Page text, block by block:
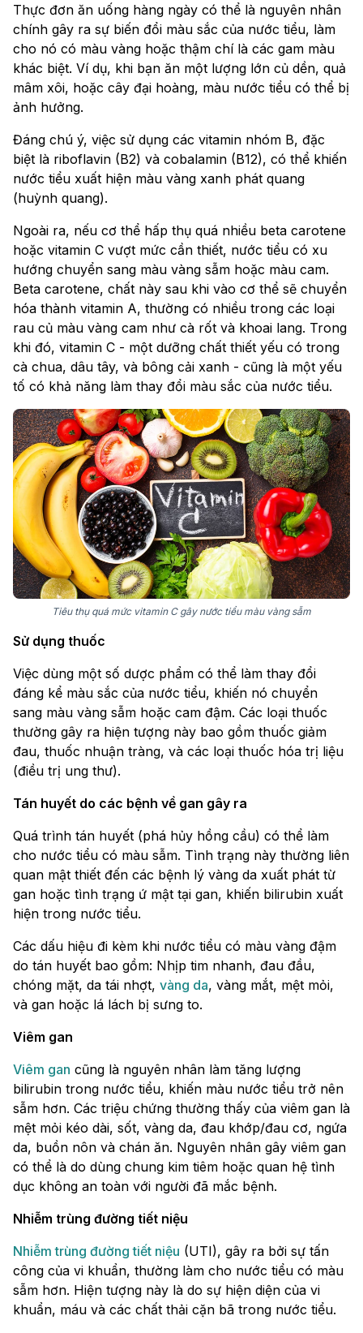
Thực đơn ăn uống hàng ngày có thể là nguyên nhân
chính gây ra sự biến đổi màu sắc của nước tiểu, làm
cho nó có màu vàng hoặc thậm chí là các gam màu
khác biệt. Ví dụ, khi bạn ăn một lượng lớn củ dền, quả
mâm xôi, hoặc cây đại hoàng, màu nước tiểu có thể bị
ảnh hưởng.
Đáng chú ý, việc sử dụng các vitamin nhóm B, đặc
biệt là riboflavin (B2) và cobalamin (B12), có thể khiến
nước tiểu xuất hiện màu vàng xanh phát quang
(huỳnh quang).
Ngoài ra, nếu cơ thể hấp thụ quá nhiều beta carotene
hoặc vitamin C vượt mức cần thiết, nước tiểu có xu
hướng chuyển sang màu vàng sẫm hoặc màu cam.
Beta carotene, chất này sau khi vào cơ thể sẽ chuyển
hóa thành vitamin A, thường có nhiều trong các loại
rau củ màu vàng cam như cà rốt và khoai lang. Trong
khi đó, vitamin C - một dưỡng chất thiết yếu có trong
cà chua, dâu tây, và bông cải xanh - cũng là một yếu
tố có khả năng làm thay đổi màu sắc của nước tiểu.
Tiêu thụ quá mức vitamin C gây nước tiểu màu vàng sẫm
Sử dụng thuốc
Việc dùng một số dược phẩm có thể làm thay đổi
đáng kể màu sắc của nước tiểu, khiến nó chuyển
sang màu vàng sẫm hoặc cam đậm. Các loại thuốc
thường gây ra hiện tượng này bao gồm thuốc giảm
đau, thuốc nhuận tràng, và các loại thuốc hóa trị liệu
(điều trị ung thư).
Tán huyết do các bệnh về gan gây ra
Quá trình tán huyết (phá hủy hồng cầu) có thể làm
cho nước tiểu có màu sẫm. Tình trạng này thường liên
quan mật thiết đến các bệnh lý vàng da xuất phát từ
gan hoặc tình trạng ứ mật tại gan, khiến bilirubin xuất
hiện trong nước tiểu.
Các dấu hiệu đi kèm khi nước tiểu có màu vàng đậm
do tán huyết bao gồm: Nhịp tim nhanh, đau đầu,
chóng mặt, da tái nhợt, vàng da, vàng mắt, mệt mỏi,
và gan hoặc lá lách bị sưng to.
Viêm gan
Viêm gan cũng là nguyên nhân làm tăng lượng
bilirubin trong nước tiểu, khiến màu nước tiểu trở nên
sẫm hơn. Các triệu chứng thường thấy của viêm gan là
mệt mỏi kéo dài, sốt, vàng da, đau khớp/đau cơ, ngứa
da, buồn nôn và chán ăn. Nguyên nhân gây viêm gan
có thể là do dùng chung kim tiêm hoặc quan hệ tình
dục không an toàn với người đã mắc bệnh.
Nhiễm trùng đường tiết niệu
Nhiễm trùng đường tiết niệu (UTI), gây ra bởi sự tấn
công của vi khuẩn, thường làm cho nước tiểu có màu
sẫm hơn. Hiện tượng này là do sự hiện diện của vi
khuẩn, máu và các chất thải cặn bã trong nước tiểu.